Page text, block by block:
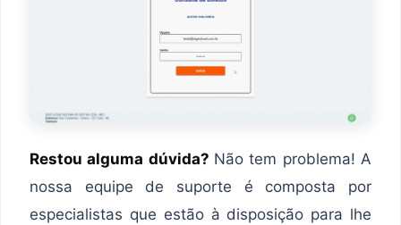
Restou alguma dúvida? Não tem problema! A
nossa equipe de suporte é composta por
especialistas que estão à disposição para lhe